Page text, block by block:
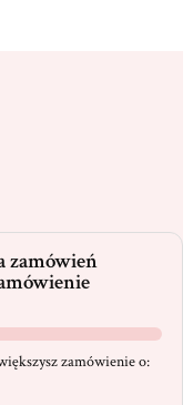
zamówień
zamówienie o: